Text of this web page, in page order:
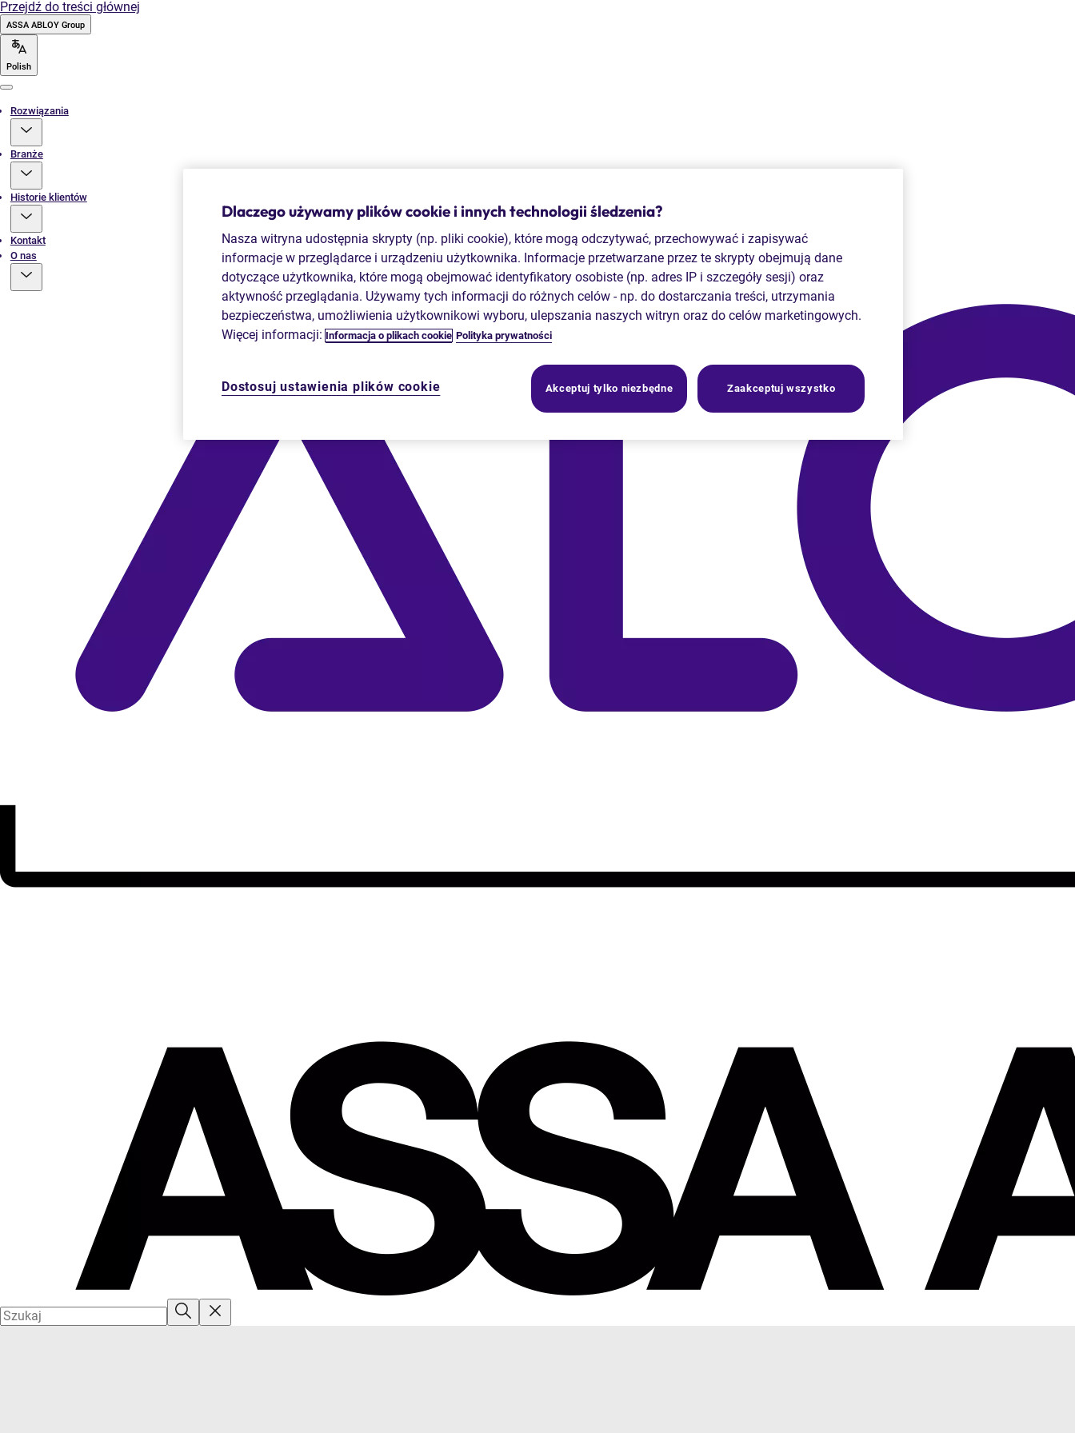
Przejdź do treści głównej
ASSA ABLOY Group
Polish
Rozwiązania
Branże
Historie klientów
Kontakt
O nas
Dlaczego używamy plików cookie i innych technologii śledzenia?
Nasza witryna udostępnia skrypty (np. pliki cookie), które mogą odczytywać, przechowywać i zapisywać
informacje w przeglądarce i urządzeniu użytkownika. Informacje przetwarzane przez te skrypty obejmują dane
dotyczące użytkownika, które mogą obejmować identyfikatory osobiste (np. adres IP i szczegóły sesji) oraz
aktywność przeglądania. Używamy tych informacji do różnych celów - np. do dostarczania treści, utrzymania
bezpieczeństwa, umożliwienia użytkownikowi wyboru, ulepszania naszych witryn oraz do celów marketingowych.
Więcej informacji: Informacja o plikach cookie Polityka prywatności
Dostosuj ustawienia plików cookie Akceptuj tylko niezbędne Zaakceptuj wszystko